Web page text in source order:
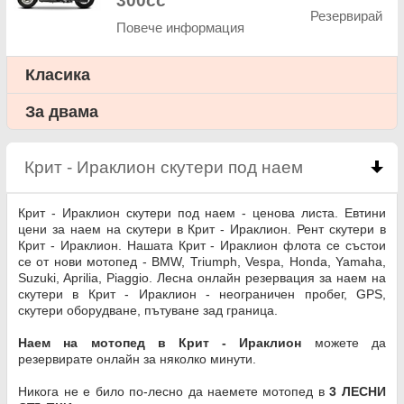
Повече информация
Резервирай
Класика
За двама
Крит - Ираклион скутери под наем click to
Крит - Ираклион скутери под наем - ценова листа. Евтини
цени за наем на скутери в Крит - Ираклион. Рент скутери в
Крит - Ираклион. Нашата Крит - Ираклион флота се състои
се от нови мотопед - BMW, Triumph, Vespa, Honda, Yamaha,
Suzuki, Aprilia, Piaggio. Лесна онлайн резервация за наем на
скутери в Крит - Ираклион - неограничен пробег, GPS,
скутери оборудване, пътуване зад граница.
Наем на мотопед в Крит - Ираклион можете да
резервирате онлайн за няколко минути.
Никога не е било по-лесно да наемете мотопед в3 ЛЕСНИ